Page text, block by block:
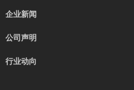
企业新闻
公司声明
行业动向